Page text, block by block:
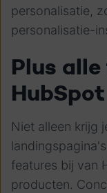
personalisatie,
personalisatie-
Plus
Niet alleen krijg
features bij van
producten.